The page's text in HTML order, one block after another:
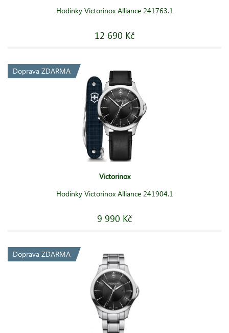
Hodinky Victorinox Alliance 241763.1
12 690 Kč
Doprava ZDARMA
Victorinox
Hodinky Victorinox Alliance 241904.1
9 990 Kč
Doprava ZDARMA